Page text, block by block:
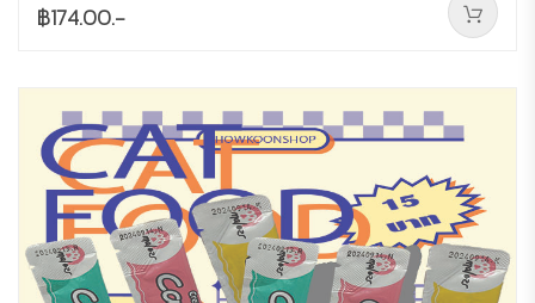
฿174.00.-